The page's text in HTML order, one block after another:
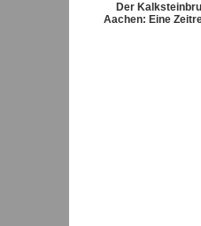
Der
Aachen: Eine